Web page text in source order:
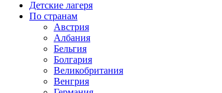
Детские лагеря
По странам
Австрия
Албания
Бельгия
Болгария
Великобритания
Венгрия